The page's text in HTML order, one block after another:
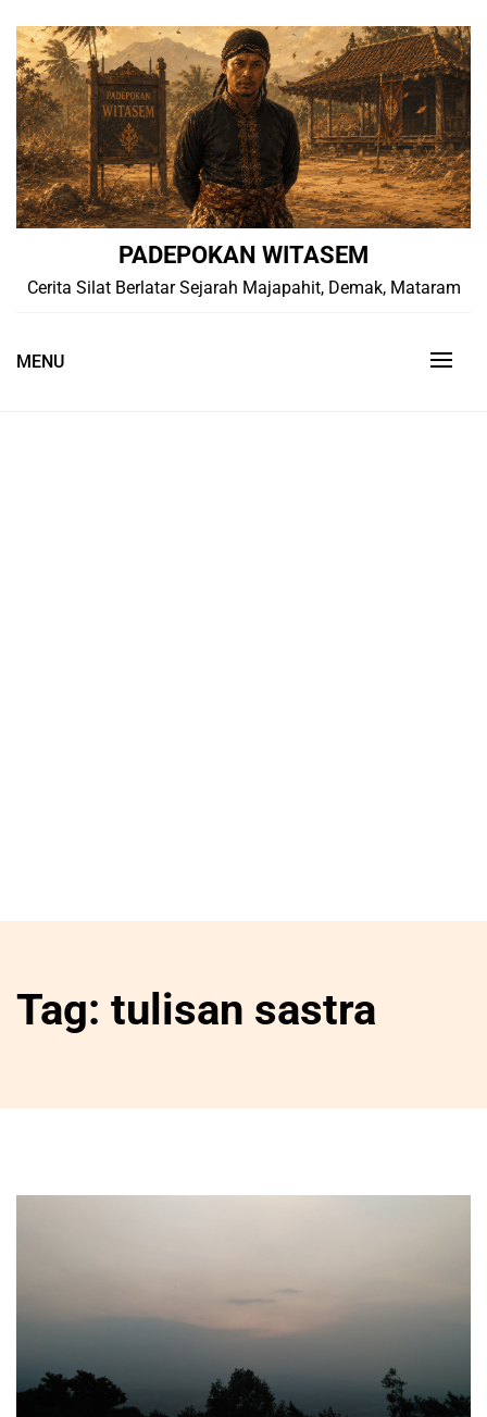
content
PADEPOKAN WITASEM
Cerita Silat Berlatar Sejarah Majapahit, Demak, Mataram
MENU
Tag: tulisan sastra